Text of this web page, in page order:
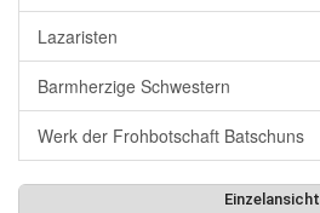
Lazaristen
Barmherzige Schwestern
Werk der Frohbotschaft Batschuns
Einzelansicht